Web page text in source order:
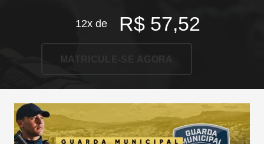
12x de R$ 57,52
MATRICULE-SE AGORA